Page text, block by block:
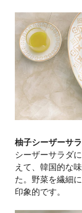
柚子シーザーサ
シーザーサラダ
えて、韓国的な
た。野菜を繊細
印象的です。